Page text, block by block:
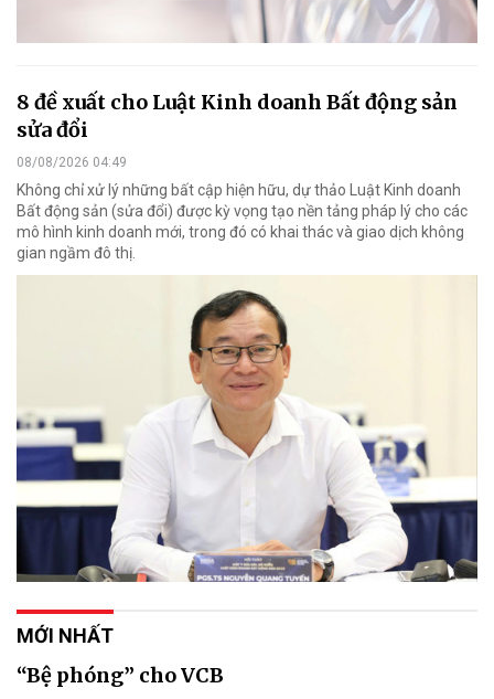
8 đề xuất cho Luật Kinh doanh Bất động sản
sửa đổi
08/08/2026 04:49
Không chỉ xử lý những bất cập hiện hữu, dự thảo Luật Kinh doanh
Bất động sản (sửa đổi) được kỳ vọng tạo nền tảng pháp lý cho các
mô hình kinh doanh mới, trong đó có khai thác và giao dịch không
gian ngầm đô thị.
MỚI NHẤT
“Bệ phóng” cho VCB